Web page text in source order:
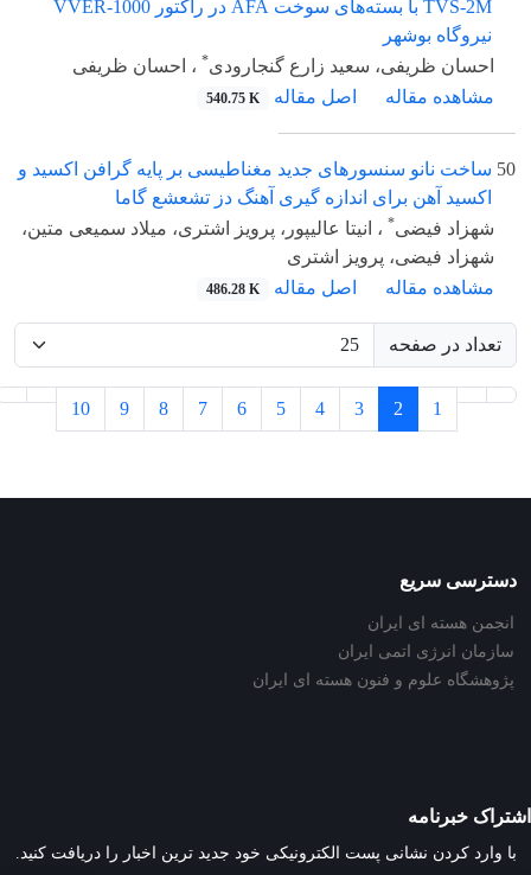
TVS-2M با بسته‌های سوخت AFA در راکتور VVER-1000
نیروگاه بوشهر
احسان ظریفی، سعید زارع گنجارودی* ، احسان ظریفی
مشاهده مقاله
اصل مقاله 540.75 K
50 ساخت نانو سنسورهای جدید مغناطیسی بر پایه گرافن اکسید و
اکسید آهن برای اندازه گیری آهنگ دز تشعشع گاما
شهزاد فیضی* ، انیتا عالیپور، پرویز اشتری، میلاد سمیعی متین،
شهزاد فیضی، پرویز اشتری
مشاهده مقاله
اصل مقاله 486.28 K
تعداد در صفحه
1
2
3
4
5
6
7
8
9
10
دسترسی سریع
انجمن هسته ای ایران
سازمان انرژی اتمی ایران
پژوهشگاه علوم و فنون هسته ای ایران
اشتراک خبرنامه
با وارد کردن نشانی پست الکترونیکی خود جدید ترین اخبار را دریافت کنید.